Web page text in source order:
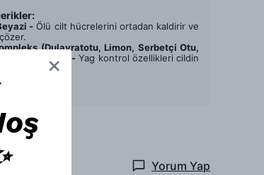
- Ölü cilt hücrelerini ortadan kaldirir ve
(Dulavratotu, Limon, Serbetçi Otu,
Sabun Otu) - Yag kontrol özellikleri cildin
taze görün
Göster
Yorum Yap